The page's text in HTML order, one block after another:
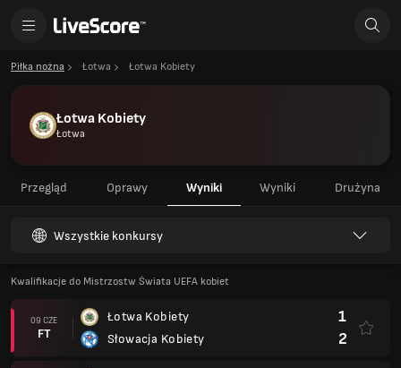
Piłka nożna Łotwa Łotwa Kobiety
Łotwa Kobiety
Łotwa
Przegląd Oprawy Wyniki Wyniki Drużyna
Wszystkie konkursy
Kwalifikacje do Mistrzostw Świata UEFA kobiet
09 CZE
FT
Łotwa Kobiety
Słowacja Kobiety
1
2